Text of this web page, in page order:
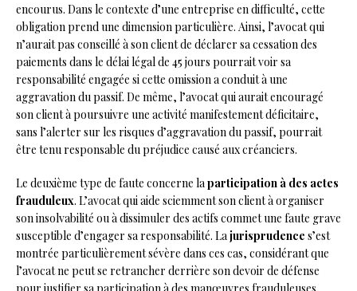
encourus. Dans le contexte d’une entreprise en difficulté, cette
obligation prend une dimension particulière. Ainsi, l’avocat qui
n’aurait pas conseillé à son client de déclarer sa cessation des
paiements dans le délai légal de 45 jours pourrait voir sa
responsabilité engagée si cette omission a conduit à une
aggravation du passif. De même, l’avocat qui aurait encouragé
son client à poursuivre une activité manifestement déficitaire,
sans l’alerter sur les risques d’aggravation du passif, pourrait
être tenu responsable du préjudice causé aux créanciers.
Le deuxième type de faute concerne la participation à des actes
frauduleux. L’avocat qui aide sciemment son client à organiser
son insolvabilité ou à dissimuler des actifs commet une faute grave
susceptible d’engager sa responsabilité. La jurisprudence s’est
montrée particulièrement sévère dans ces cas, considérant que
l’avocat ne peut se retrancher derrière son devoir de défense
pour justifier sa participation à des manœuvres frauduleuses.